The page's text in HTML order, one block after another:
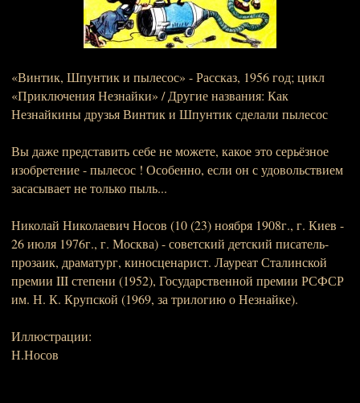
«Винтик, Шпунтик и пылесос» - Рассказ, 1956 год; цикл
«Приключения Незнайки» / Другие названия: Как
Незнайкины друзья Винтик и Шпунтик сделали пылесос
Вы даже представить себе не можете, какое это серьёзное
изобретение - пылесос ! Особенно, если он с удовольствием
засасывает не только пыль...
Николай Николаевич Носов (10 (23) ноября 1908г., г. Киев -
26 июля 1976г., г. Москва) - советский детский писатель-
прозаик, драматург, киносценарист. Лауреат Сталинской
премии III степени (1952), Государственной премии РСФСР
им. Н. К. Крупской (1969, за трилогию о Незнайке).
Иллюстрации:
Н.Носов